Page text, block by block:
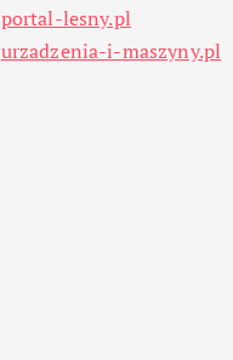
portal-lesny.pl
urzadzenia-i-maszyny.pl